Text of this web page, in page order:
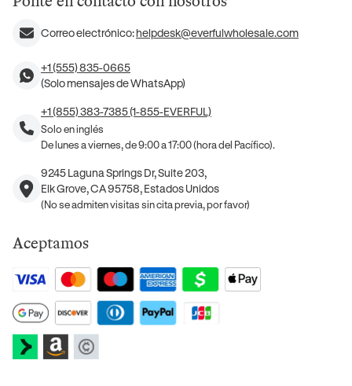
Correo electrónico:helpdesk@everfulwholesale.com
+1 (555) 835-0665
(Solo mensajes de WhatsApp)
+1 (855) 383-7385 (1-855-EVERFUL)
Solo en inglés
De lunes a viernes, de 9:00 a 17:00 (hora del Pacífico).
9245 Laguna Springs Dr, Suite 203,
Elk Grove, CA 95758, Estados Unidos
(No se admiten visitas sin cita previa, por favor)
Aceptamos